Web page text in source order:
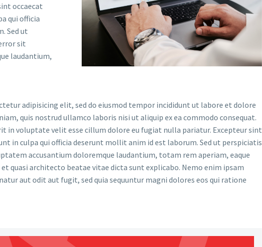
occaecat
qui officia
Sed ut
sit
laudantium,
adipisicing elit, sed do eiusmod tempor incididunt ut labore et dolore
quis nostrud ullamco laboris nisi ut aliquip ex ea commodo consequat.
in voluptate velit esse cillum dolore eu fugiat nulla pariatur. Excepteur sint
in culpa qui officia deserunt mollit anim id est laborum. Sed ut perspiciatis
accusantium doloremque laudantium, totam rem aperiam, eaque
quasi architecto beatae vitae dicta sunt explicabo. Nemo enim ipsam
aut odit aut fugit, sed quia sequuntur magni dolores eos qui ratione